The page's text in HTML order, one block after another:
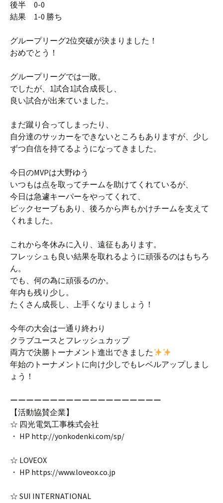
後半 0-0
結果 1-0 勝ち
グループリーグ2位突破が決まりました！
おめでとう！
グループリーグでは一敗。
でしたが、1試合1試合成長し、
良い試合が出来ていました。
まだ蹴り合ってしまったり、
自分達のサッカーをできないところもありますが、少し
ずつ自信を持てるようになってきました。
今日のMVPは大野ゆう
いつもは点を取ってチームを助けてくれているが、
今日は急遽キーパーをやってくれて、
ビックセーブもあり、後ろから声もかけチームを支えて
くれました。
これから冬休みに入り、遠征もあります。
フレッシュも良い結果を取れるように頑張るのはもちろ
ん。
でも、何の為に頑張るのか。
年内も残り少し。
たくさん成長し、上手くなりましょう！
今年の大会は一通り終わり
クラブユースとフレッシュカップ
両方で決勝トーナメント進出できました
年始のトーナメントに向け少しでもレベルアップしまし
ょう！
ーーーーーーーーーーーーーーーーーーー
【活動協賛企業】
☆ 四光電気工事株式会社
・ HP http://yonkodenki.com/sp/
☆ LOVEOX
・ HP https://www.loveox.co.jp
☆ SUI INTERNATIONAL